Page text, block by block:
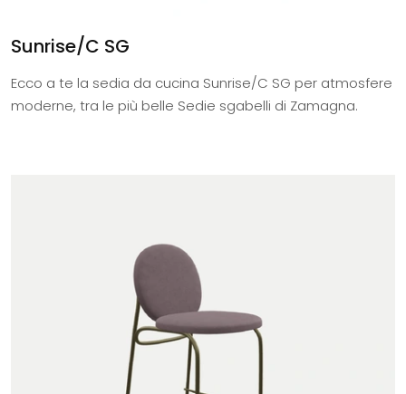
Sunrise/C SG
Ecco a te la sedia da cucina Sunrise/C SG per atmosfere
moderne, tra le più belle Sedie sgabelli di Zamagna.